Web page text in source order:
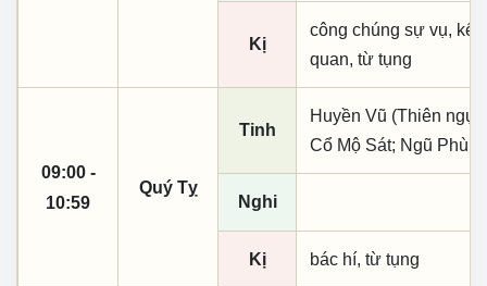
Kị
công chúng sự vụ, kết
quan, từ tụng
09:00 -
10:59
Quý Tỵ
Tinh
Huyền Vũ (Thiên
Cổ Mộ Sát; Ngũ Phù;
Nghi
Kị bác hí, từ tụng